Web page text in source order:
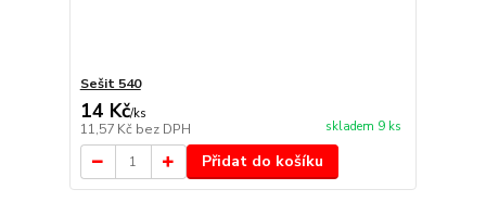
Sešit 540
14 Kč/ks
11,57 Kč bez DPH skladem 9 ks
Přidat do košíku